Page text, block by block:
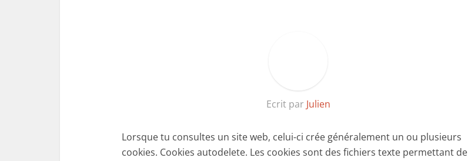
Ecrit par Julien
Lorsque tu consultes un site web, celui-ci crée généralement un ou plusieurs
cookies. Cookies autodelete. Les cookies sont des fichiers texte permettant de